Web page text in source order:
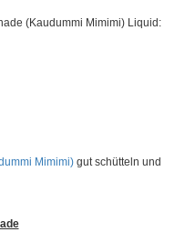
(Kaudummi Mimimi) Liquid:
Mimimi)gut schütteln und